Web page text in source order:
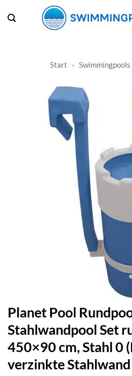
Inhalt
Start » Swimmingpools
Planet Pool
Stahlwandpool Set
450×90 cm, Stahl 0
verzinkte Stahlwand